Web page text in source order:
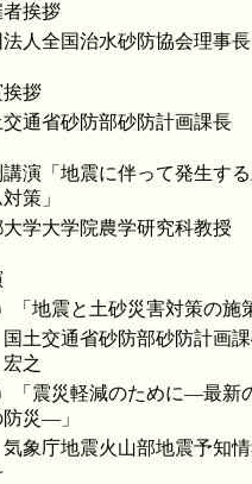
者挨拶
法人全国治水砂防協会理
拶
交通省砂防部砂防計画課
演「地震に伴って発生す
策」
大学大学院農学研究科教
）「地震と土砂災害対策の施
交通省砂防部砂防計画
之
）「震災軽減のために―最新
防災―」
庁地震火山部地震予